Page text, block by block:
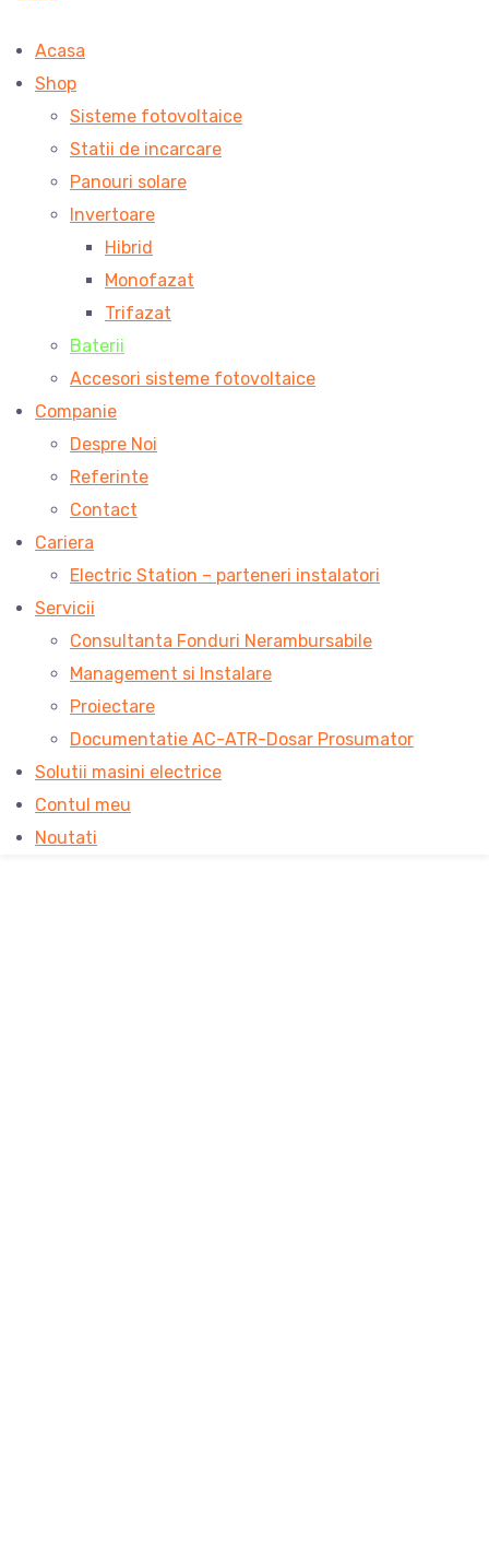
Acasa
Shop
Sisteme fotovoltaice
Statii de incarcare
Panouri solare
Invertoare
Hibrid
Monofazat
Trifazat
Baterii
Accesori sisteme fotovoltaice
Companie
Despre Noi
Referinte
Contact
Cariera
Electric Station – parteneri instalatori
Servicii
Consultanta Fonduri Nerambursabile
Management si Instalare
Proiectare
Documentatie AC-ATR-Dosar Prosumator
Solutii masini electrice
Contul meu
Noutati